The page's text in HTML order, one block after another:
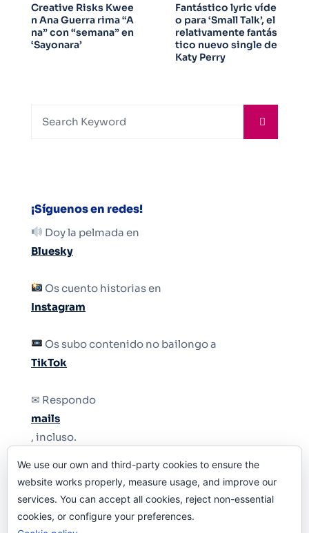
Creative Risks Kwee
n Ana Guerra rima “A
na” con “semana” en
‘Sayonara’
Fantástico lyric víde
o para ‘Small Talk’, el
relativamente fantás
tico nuevo single de
Katy Perry
¡Síguenos en redes!
Doy la pelmada en
Bluesky
Os cuento historias en
Instagram
Os subo contenido no bailongo a
TikTok
✉ Respondo
mails
, incluso.
Y si una persona no puede tener teléfono, que
le quiten el teléfono.
We use our own and third-party cookies to ensure the
website works properly, measure usage, and improve our
services. You can accept all cookies, reject non-essential
cookies, or configure your preferences.